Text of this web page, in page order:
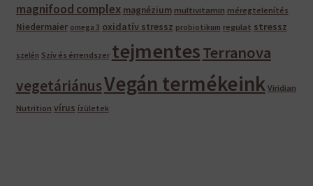
magnifood complex magnézium multivitamin méregtelenítés
Niedermaier omega 3 oxidatív stressz probiotikum regulat stressz
szelén Szív és érrendszer tejmentesTerranova
vegetáriánusVegán termékeink Viridian
Nutrition vírus ízületek